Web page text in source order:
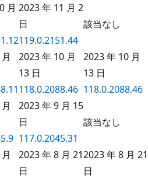
月 2023 年 11 月 2
日
119.0.2151.44
該当なし
2023 年 10 月
13 日
118.0.2088.46
2023 年 10 月
13 日
118.0.2088.46
2023 年 9 月 15
日
117.0.2045.31
該当なし
2023 年 8 月 21
日
2023 年 8 月 21
日